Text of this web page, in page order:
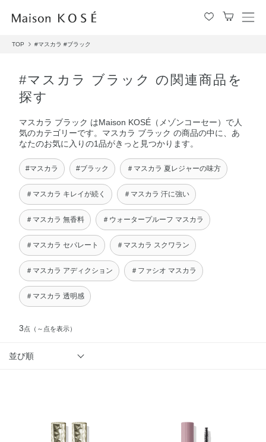
メ
TOP #マスカラ #ブラック
#マスカラ ブラック の関連商品を
探す
マスカラ ブラック はMaison KOSÉ（メゾンコーセー）で人
気のカテゴリーです。マスカラ ブラック の商品の中に、あ
なたのお気に入りの1品がきっと見つかります。
#マスカラ #ブラック ＃マスカラ 夏レジャーの味方
＃マスカラ キレイが続く ＃マスカラ 汗に強い
＃マスカラ 無香料 ＃ウォータープルーフ マスカラ
＃マスカラ セパレート ＃マスカラ スクワラン
＃マスカラ アディクション ＃ファシオ マスカラ
＃マスカラ 透明感
3点 （～点を表示）
並び順